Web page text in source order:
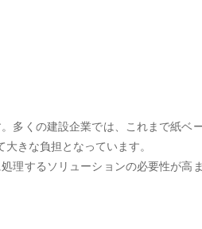
多くの建設企業では、これまで紙ベ
きな負担となっています。
理するソリューションの必要性が高